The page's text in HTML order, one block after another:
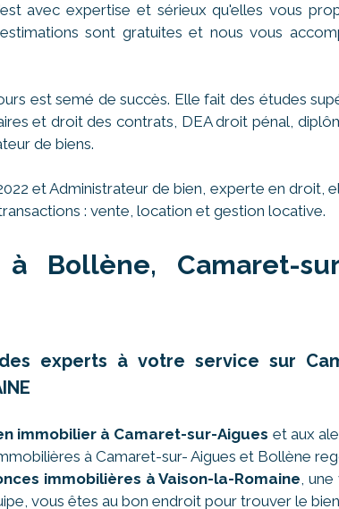
avec expertise et sérieux qu'elles vous
sont gratuites et nous vous
est semé de succès. Elle fait des études
et droit des contrats, DEA droit pénal,
de biens.
et Administrateur de bien, experte en
: vente, location et gestion locative.
Bollène, Camaret-
experts à votre service sur
immobilier à Camaret-sur-Aigues et aux
à Camaret-sur- Aigues et Bollène
immobilières à Vaison-la-Romaine,
vous êtes au bon endroit pour trouver le